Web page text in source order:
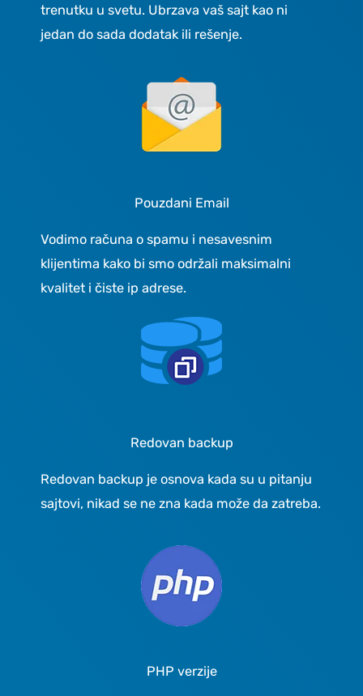
trenutku u svetu. Ubrzava vaš sajt kao ni
jedan do sada dodatak ili rešenje.
Pouzdani Email
Vodimo računa o spamu i nesavesnim
klijentima kako bi smo održali maksimalni
kvalitet i čiste ip adrese.
Redovan backup
Redovan backup je osnova kada su u pitanju
sajtovi, nikad se ne zna kada može da zatreba.
PHP verzije